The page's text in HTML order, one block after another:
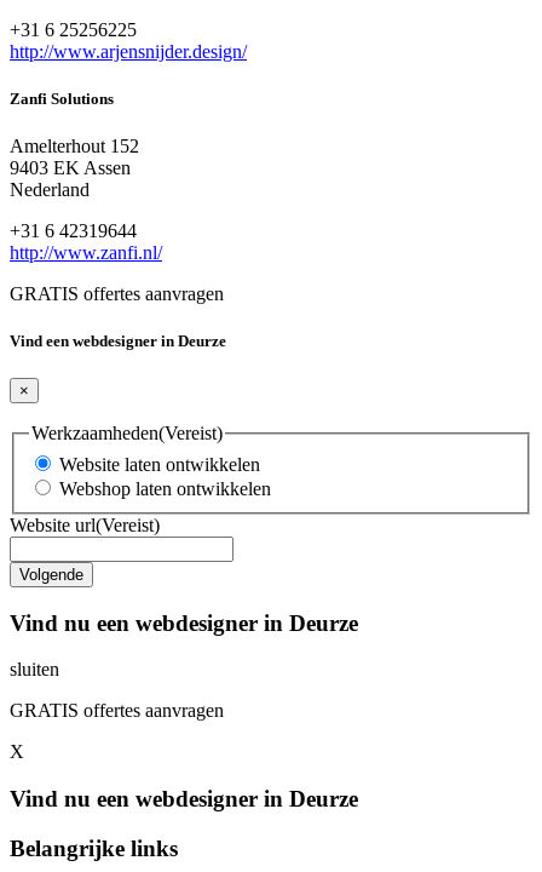
+31 6 25256225
http://www.arjensnijder.design/
Zanfi Solutions
Amelterhout 152
9403 EK Assen
Nederland
+31 6 42319644
http://www.zanfi.nl/
GRATIS offertes aanvragen
Vind een webdesigner in Deurze
×
Werkzaamheden(Vereist)
Website laten ontwikkelen
Webshop laten ontwikkelen
Website url(Vereist)
Vind nu een webdesigner in Deurze
sluiten
GRATIS offertes aanvragen
X
Vind nu een webdesigner in Deurze
Belangrijke links